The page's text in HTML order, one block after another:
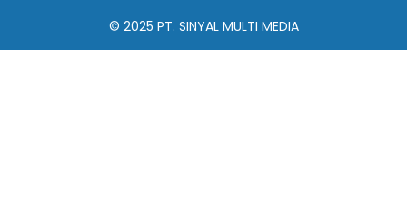
© 2025 PT. SINYAL MULTI MEDIA